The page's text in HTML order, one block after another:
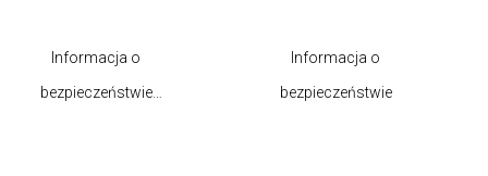
Informacja o
bezpieczeństwie
Informacja o
bezpieczeństwie